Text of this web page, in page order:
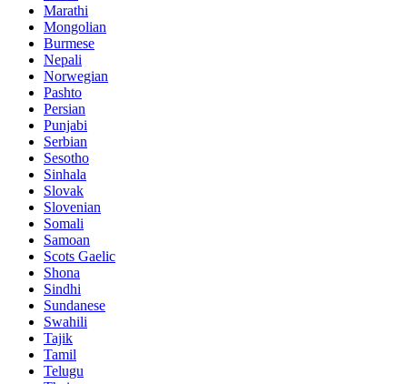
Marathi
Mongolian
Burmese
Nepali
Norwegian
Pashto
Persian
Punjabi
Serbian
Sesotho
Sinhala
Slovak
Slovenian
Somali
Samoan
Scots Gaelic
Shona
Sindhi
Sundanese
Swahili
Tajik
Tamil
Telugu